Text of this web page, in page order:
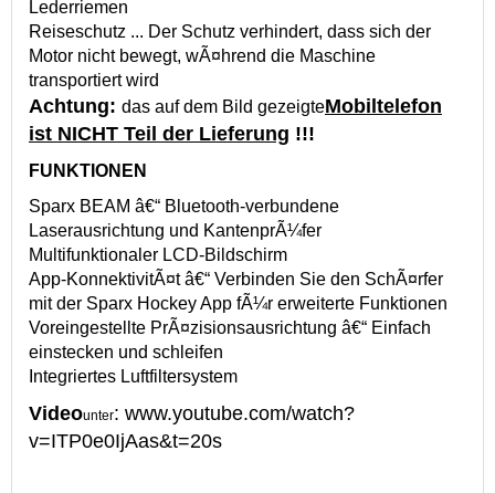
Lederriemen
Reiseschutz ... Der Schutz verhindert, dass sich der
Motor nicht bewegt, wÃ¤hrend die Maschine
transportiert wird
Achtung: das auf dem Bild gezeigteMobiltelefon
ist NICHT Teil der Lieferung !!!
FUNKTIONEN
Sparx BEAM â€“ Bluetooth-verbundene
Laserausrichtung und KantenprÃ¼fer
Multifunktionaler LCD-Bildschirm
App-KonnektivitÃ¤t â€“ Verbinden Sie den SchÃ¤rfer
mit der Sparx Hockey App fÃ¼r erweiterte Funktionen
Voreingestellte PrÃ¤zisionsausrichtung â€“ Einfach
einstecken und schleifen
Integriertes Luftfiltersystem
Videounter: www.youtube.com/watch?
v=ITP0e0IjAas&t=20s